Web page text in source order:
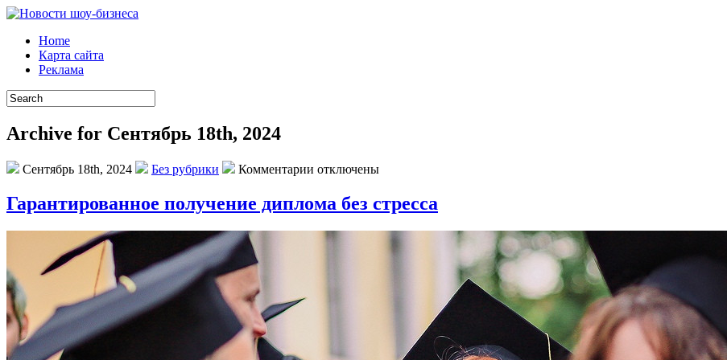
Home
Карта сайта
Реклама
Archive for Сентябрь 18th, 2024
Сентябрь 18th, 2024 Без рубрики Комментарии отключены
Гарантированное получение диплома без стресса